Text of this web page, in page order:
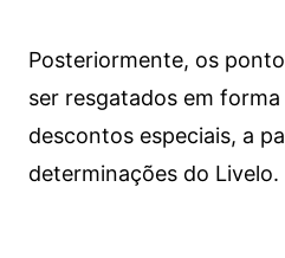
Posteriormente, os
ser resgatados em
descontos especiais, a
determinações do Livelo.